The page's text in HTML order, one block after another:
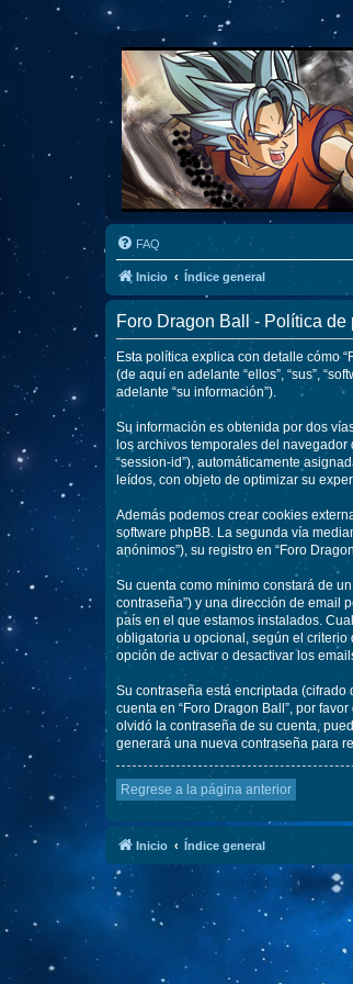
FAQ
Inicio Índice general
Foro Dragon Ball - Política de
Esta política explica con detalle cómo
(de aquí en adelante “ellos”, “sus”,
adelante “su información”).
Su información es obtenida por dos
los archivos temporales del
“session-id”), automáticamente
leídos, con objeto de optimizar su
Además podemos crear cookies
software phpBB. La segunda vía
anónimos”), su registro en “Foro
Su cuenta como mínimo constará de
contraseña”) y una dirección de email
país en el que estamos instalados.
obligatoria u opcional, según el criterio
opción de activar o desactivar los
Su contraseña está encriptada
cuenta en “Foro Dragon Ball”, por
olvidó la contraseña de su cuenta,
generará una nueva contraseña para
Regrese a la página anterior
Inicio Índice general